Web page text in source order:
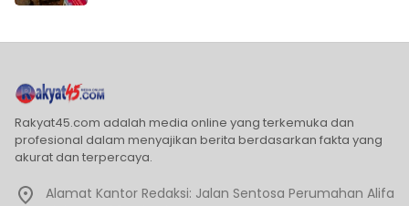
Rakyat45.com adalah media online yang terkemuka dan
profesional dalam menyajikan berita berdasarkan fakta yang
akurat dan terpercaya.
Alamat Kantor Redaksi: Jalan Sentosa Perumahan Alifa